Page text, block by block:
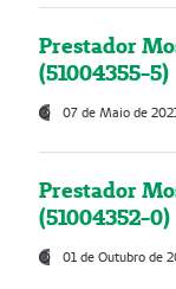
Prestador
(51004355-5)
07 de Maio de
Prestador
(51004352-0)
01 de Outubro de